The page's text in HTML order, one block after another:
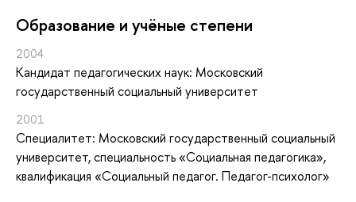
Oбразование и учёные степени
2004
Кандидат педагогических наук: Московский
государственный социальный университет
2001
Специалитет: Московский государственный социальный
университет, специальность «Социальная педагогика»,
квалификация «Социальный педагог. Педагог-психолог»